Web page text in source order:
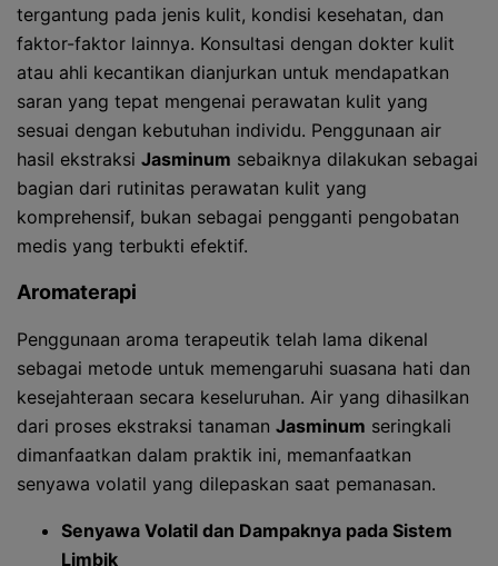
tergantung pada jenis kulit, kondisi kesehatan, dan
faktor-faktor lainnya. Konsultasi dengan dokter kulit
atau ahli kecantikan dianjurkan untuk mendapatkan
saran yang tepat mengenai perawatan kulit yang
sesuai dengan kebutuhan individu. Penggunaan air
hasil ekstraksi Jasminum sebaiknya dilakukan sebagai
bagian dari rutinitas perawatan kulit yang
komprehensif, bukan sebagai pengganti pengobatan
medis yang terbukti efektif.
Aromaterapi
Penggunaan aroma terapeutik telah lama dikenal
sebagai metode untuk memengaruhi suasana hati dan
kesejahteraan secara keseluruhan. Air yang dihasilkan
dari proses ekstraksi tanaman Jasminum seringkali
dimanfaatkan dalam praktik ini, memanfaatkan
senyawa volatil yang dilepaskan saat pemanasan.
Senyawa Volatil dan Dampaknya pada Sistem
Limbik